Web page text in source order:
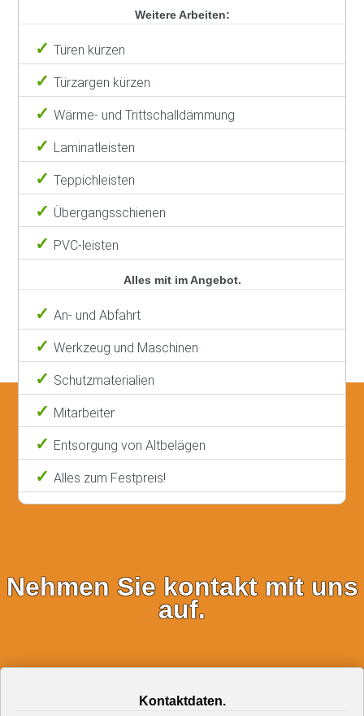
Weitere Arbeiten:
Türen kürzen
Türzargen kürzen
Wärme- und Trittschalldämmung
Laminatleisten
Teppichleisten
Übergangsschienen
PVC-leisten
Alles mit im Angebot.
An- und Abfahrt
Werkzeug und Maschinen
Schutzmaterialien
Mitarbeiter
Entsorgung von Altbelägen
Alles zum Festpreis!
Nehmen Sie kontakt mit uns
auf.
Kontaktdaten.